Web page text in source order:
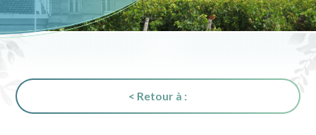
< Retour à :